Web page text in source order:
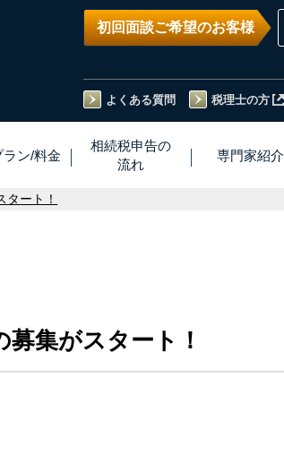
初回面談ご希望のお客様
よくある質問 税理士の方
ラン/料金
相続税申告の
流れ
専門家紹介
ート！
集がスタート！